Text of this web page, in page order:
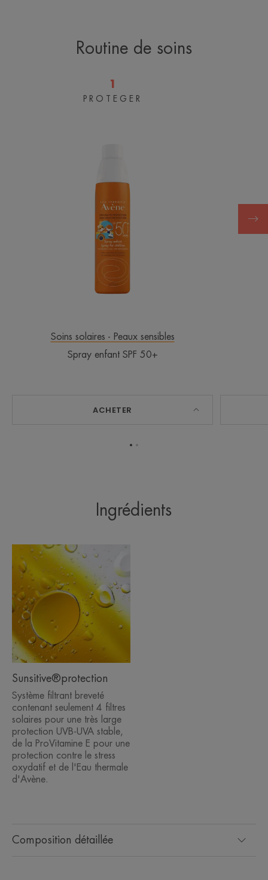
Routine de soins
1
Spray
PROTEGER
Soins solaires - Peaux sensibles
Spray enfant SPF 50+
ACHETER
Ingrédients
Composition détaillée
Sunsitive®protection
Système filtrant breveté
contenant seulement 4 filtres
solaires pour une très large
protection UVB-UVA stable,
de la ProVitamine E pour une
protection contre le stress
oxydatif et de l'Eau thermale
d'Avène.